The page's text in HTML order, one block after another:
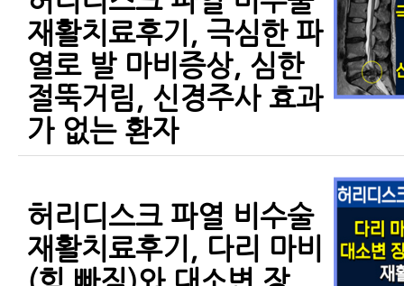
재활치료후기, 극심한 파
열로 발 마비증상, 심한
절뚝거림, 신경주사 효과
가 없는 환자
허리디스크 파열 비수술
재활치료후기, 다리 마비